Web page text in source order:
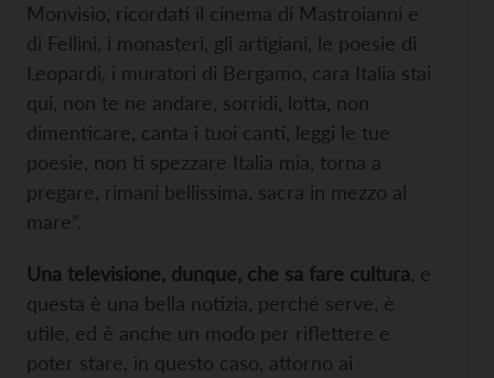
Monvisio, ricordati il cinema di Mastroianni e
di Fellini, i monasteri, gli artigiani, le poesie di
Leopardi, i muratori di Bergamo, cara Italia stai
qui, non te ne andare, sorridi, lotta, non
dimenticare, canta i tuoi canti, leggi le tue
poesie, non ti spezzare Italia mia, torna a
pregare, rimani bellissima, sacra in mezzo al
mare”.
Una televisione, dunque, che sa fare cultura , e
questa è una bella notizia, perché serve, è
utile, ed è anche un modo per riflettere e
poter stare, in questo caso, attorno ai